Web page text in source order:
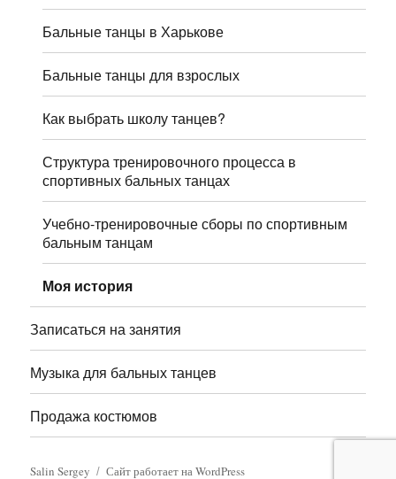
Бальные танцы в Харькове
Бальные танцы для взрослых
Как выбрать школу танцев?
Структура тренировочного процесса в
спортивных бальных танцах
Учебно-тренировочные сборы по спортивным
бальным танцам
Моя история
Записаться на занятия
Музыка для бальных танцев
Продажа костюмов
Salin Sergey Сайт работает на WordPress